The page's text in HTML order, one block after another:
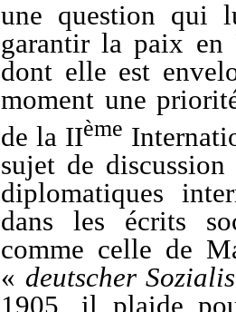
une question qui
garantir la paix en
dont elle est
moment une
de la IIème
sujet de
diplomatiques
dans les écrits
comme celle de
« deutscher
1905, il plaide